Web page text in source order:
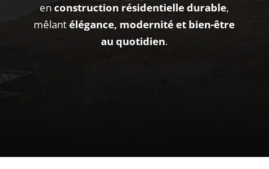
enconstruction résidentielle durable,
mêlantélégance, modernité et bien-être
au quotidien.